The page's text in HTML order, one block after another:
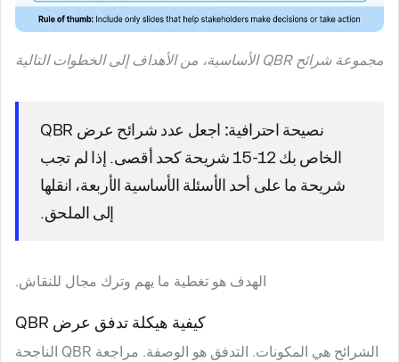
مجموعة شرائح QBR الأساسية، من الأهداف إلى الخطوات التالية
نصيحة احترافية:
اجعل عدد شرائح عرض QBR
الخاص بك 12-15 شريحة كحد أقصى. إذا لم تجب
شريحة ما على أحد الأسئلة الأساسية الأربعة، انقلها
إلى الملحق.
الهدف هو تغطية ما يهم وترك مجال للنقاش.
كيفية هيكلة تدفق عرض QBR
الشرائح هي المكونات. التدفق هو الوصفة. مراجعة QBR الناجحة